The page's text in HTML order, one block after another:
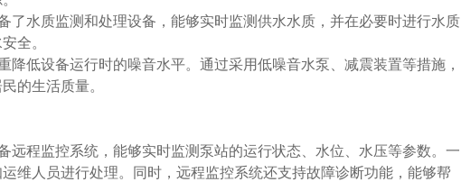
了水质监测和处理设备，能够实时监测供水水质，并在必要时进行水质
全。
低设备运行时的噪音水平。通过采用低噪音水泵、减震装置等措施，
的生活质量。
远程监控系统，能够实时监测泵站的运行状态、水位、水压等参数。一
维人员进行处理。同时，远程监控系统还支持故障诊断功能，能够帮